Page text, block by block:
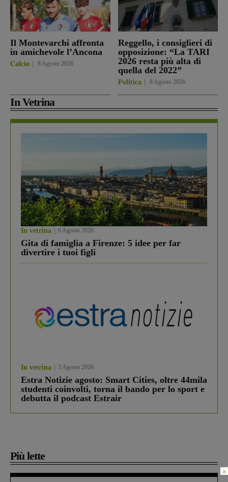
Il Montevarchi affronta
in amichevole l’Ancona
Calcio 8 Agosto 2026
Reggello, i consiglieri di
opposizione: “La TARI
2026 resta più alta di
quella del 2022”
Politica 8 Agosto 2026
In Vetrina
In vetrina 6 Agosto 2026
Gita di famiglia a Firenze: 5 idee per far
divertire i tuoi figli
In vetrina 3 Agosto 2026
Estra Notizie agosto: Smart Cities, oltre 44mila
studenti coinvolti, torna il bando per lo sport e
debutta il podcast Estrair
Più lette
×